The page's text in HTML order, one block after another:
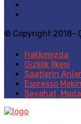
© Copyright 2018-
Hakkımızda
Gizlilik İlkesi
Saatlerin
Espresso
Seyahat,